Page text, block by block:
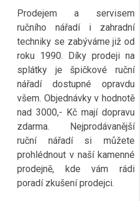
Prodejem a servisem
ručního nářadí i zahradní
techniky se zabýváme již od
roku 1990. Díky prodeji na
splátky je špičkové ruční
nářadí dostupné opravdu
všem. Objednávky v hodnotě
nad 3000,- Kč mají dopravu
zdarma. Nejprodávanější
ruční nářadí si můžete
prohlédnout v naší kamenné
prodejně, kde vám rádi
poradí zkušení prodejci.